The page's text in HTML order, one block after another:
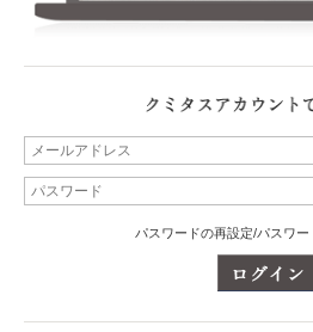
パスワードの再設定/パスワ